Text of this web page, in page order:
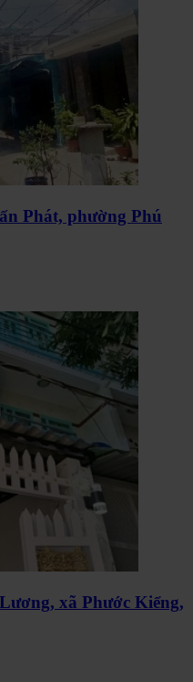
Phát, phường Phú
xã Phước Kiểng,